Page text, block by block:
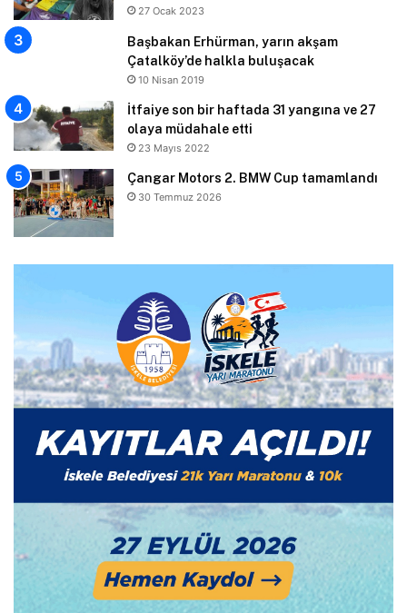
27 Ocak 2023
Başbakan Erhürman, yarın akşam
Çatalköy’de halkla buluşacak
10 Nisan 2019
İtfaiye son bir haftada 31 yangına ve 27
olaya müdahale etti
23 Mayıs 2022
Çangar Motors 2. BMW Cup tamamlandı
30 Temmuz 2026